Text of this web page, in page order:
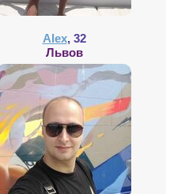
Alex, 32
Львов